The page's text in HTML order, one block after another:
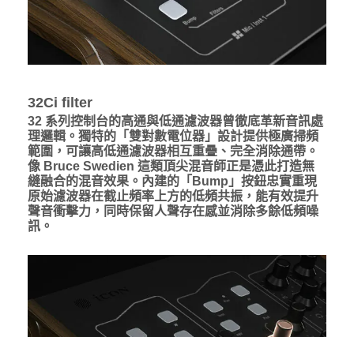
32Ci filter
32 系列控制台的高通與低通濾波器曾徹底革新音訊處
理邏輯。獨特的「雙對數電位器」設計提供極廣掃頻
範圍，可讓高低通濾波器相互重疊、完全消除通帶。
像 Bruce Swedien 這類頂尖混音師正是憑此打造無
縫融合的混音效果。內建的「Bump」按鈕忠實重現
原始濾波器在截止頻率上方的低頻共振，能有效提升
聲音衝擊力，同時保留人聲存在感並消除多餘低頻噪
訊。